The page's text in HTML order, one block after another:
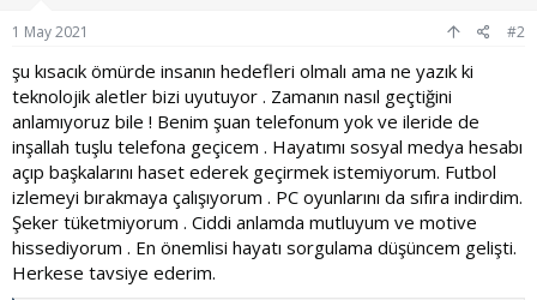
1 May 2021 #2
şu kısacık ömürde insanın hedefleri olmalı ama ne yazık ki
teknolojik aletler bizi uyutuyor . Zamanın nasıl geçtiğini
anlamıyoruz bile ! Benim şuan telefonum yok ve ileride de
inşallah tuşlu telefona geçicem . Hayatımı sosyal medya hesabı
açıp başkalarını haset ederek geçirmek istemiyorum. Futbol
izlemeyi bırakmaya çalışıyorum . PC oyunlarını da sıfıra indirdim.
Şeker tüketmiyorum . Ciddi anlamda mutluyum ve motive
hissediyorum . En önemlisi hayatı sorgulama düşüncem gelişti.
Herkese tavsiye ederim.